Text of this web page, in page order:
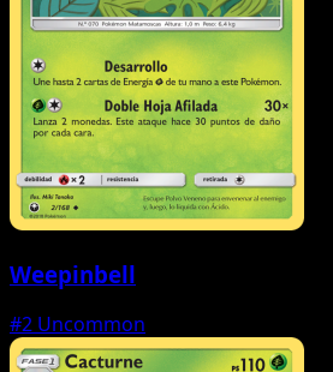
Weepinbell
#2 Uncommon